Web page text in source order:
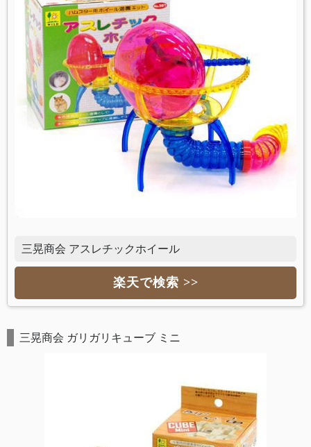
三晃商会 アスレチックホイール
楽天で検索 >>
三晃商会 ガリガリキューブ ミニ